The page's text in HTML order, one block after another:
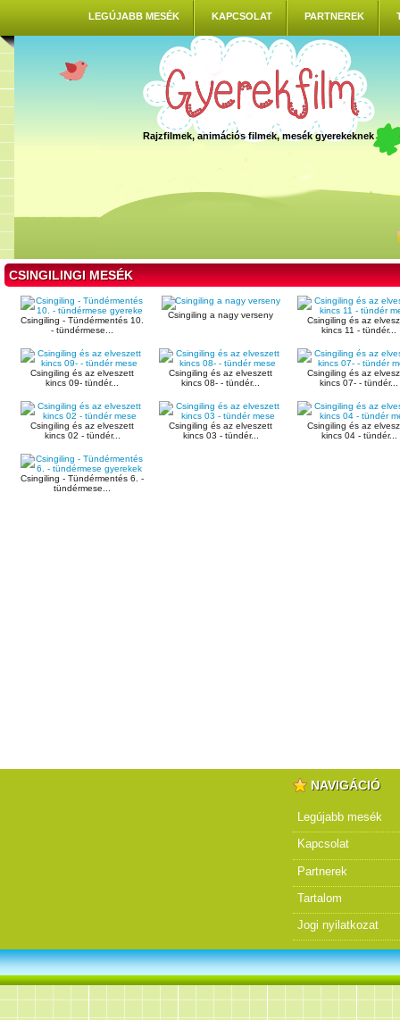
LEGÚJABB MESÉK KAPCSOLAT PARTNEREK
Rajzfilmek, animációs filmek, mesék gyerekeknek
CSINGILINGI MESÉK
Csingiling - Tündérmentés 10.
- tündérmese...
Csingiling a nagy verseny
Csingiling és az
kincs 11 - tündér...
Csingiling és az elveszett
kincs 09- tündér...
Csingiling és az elveszett
kincs 08- - tündér...
Csingiling és az
kincs 07- - tündér...
Csingiling és az elveszett
kincs 02 - tündér...
Csingiling és az elveszett
kincs 03 - tündér...
Csingiling és az
kincs 04 - tündér...
Csingiling - Tündérmentés 6. -
tündérmese...
NAVIGÁCIÓ
Legújabb mesék
Kapcsolat
Partnerek
Tartalom
Jogi nyilatkozat